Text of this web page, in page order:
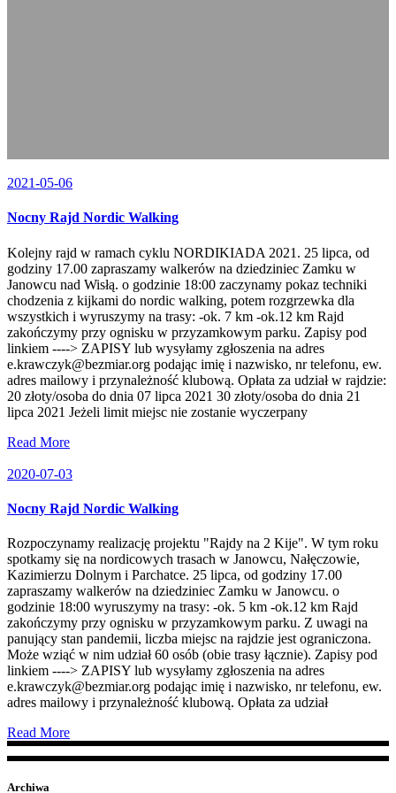
2021-05-06
Nocny Rajd Nordic Walking
Kolejny rajd w ramach cyklu NORDIKIADA 2021. 25 lipca, od
godziny 17.00 zapraszamy walkerów na dziedziniec Zamku w
Janowcu nad Wisłą. o godzinie 18:00 zaczynamy pokaz techniki
chodzenia z kijkami do nordic walking, potem rozgrzewka dla
wszystkich i wyruszymy na trasy: -ok. 7 km -ok.12 km Rajd
zakończymy przy ognisku w przyzamkowym parku. Zapisy pod
linkiem ----> ZAPISY lub wysyłamy zgłoszenia na adres
e.krawczyk@bezmiar.org podając imię i nazwisko, nr telefonu, ew.
adres mailowy i przynależność klubową. Opłata za udział w rajdzie:
20 złoty/osoba do dnia 07 lipca 2021 30 złoty/osoba do dnia 21
lipca 2021 Jeżeli limit miejsc nie zostanie wyczerpany
Read More
2020-07-03
Nocny Rajd Nordic Walking
Rozpoczynamy realizację projektu "Rajdy na 2 Kije". W tym roku
spotkamy się na nordicowych trasach w Janowcu, Nałęczowie,
Kazimierzu Dolnym i Parchatce. 25 lipca, od godziny 17.00
zapraszamy walkerów na dziedziniec Zamku w Janowcu. o
godzinie 18:00 wyruszymy na trasy: -ok. 5 km -ok.12 km Rajd
zakończymy przy ognisku w przyzamkowym parku. Z uwagi na
panujący stan pandemii, liczba miejsc na rajdzie jest ograniczona.
Może wziąć w nim udział 60 osób (obie trasy łącznie). Zapisy pod
linkiem ----> ZAPISY lub wysyłamy zgłoszenia na adres
e.krawczyk@bezmiar.org podając imię i nazwisko, nr telefonu, ew.
adres mailowy i przynależność klubową. Opłata za udział
Read More
Archiwa